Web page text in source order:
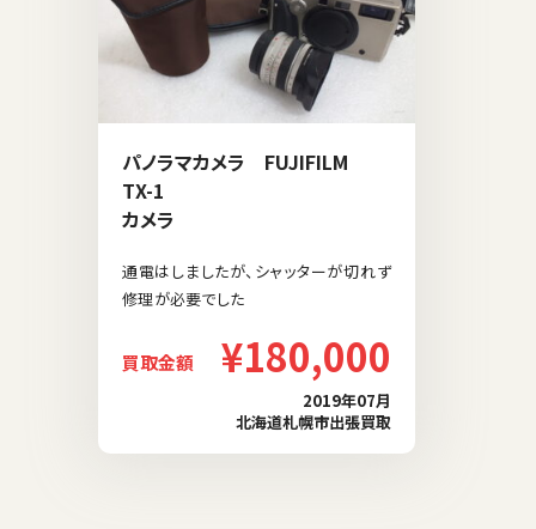
パノラマカメラ FUJIFILM
TX-1
カメラ
通電はしましたが、シャッターが切れず
修理が必要でした
買取金額 ¥180,000
2019年07月
北海道札幌市出張買取